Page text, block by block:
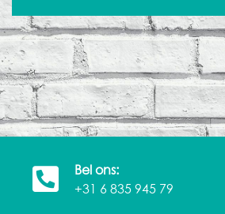
Bel ons:
+31 6 835 945 79